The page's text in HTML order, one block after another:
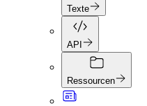
Texte
API
Ressourcen